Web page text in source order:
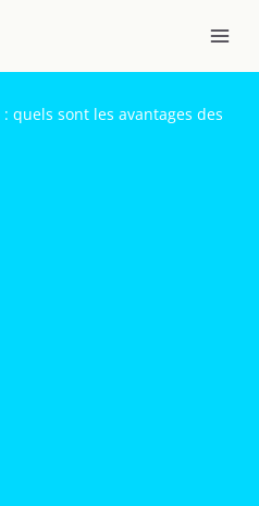
quels sont les avantages des